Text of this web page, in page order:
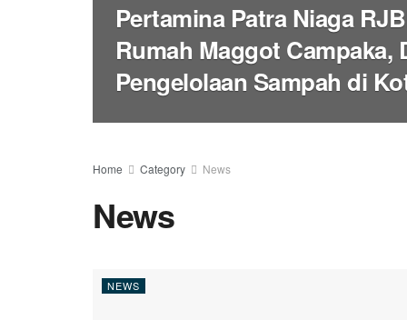
Pertamina Patra Niaga
Rumah Maggot Campaka,
Pengelolaan Sampah di
Home Category News
News
NEWS